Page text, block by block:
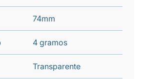
74mm
4 gramos
Transparente